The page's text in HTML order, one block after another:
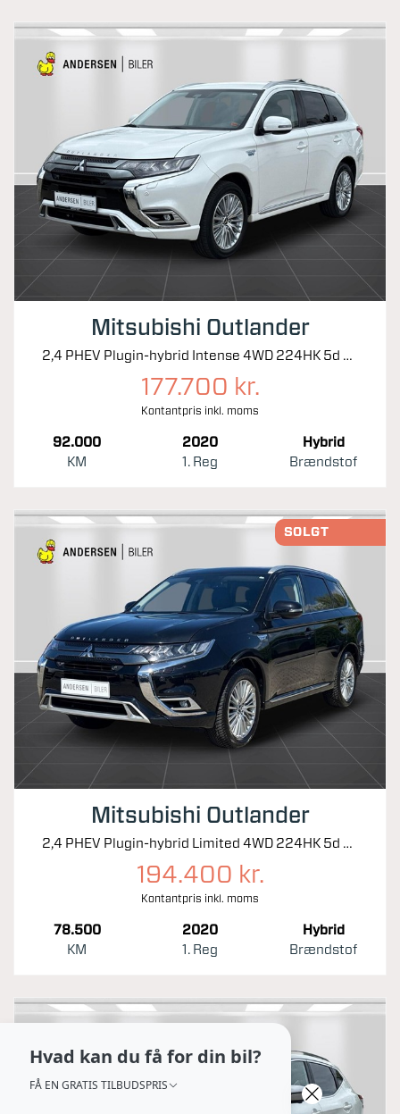
Mitsubishi Outlander
2,4 PHEV Plugin-hybrid Intense 4WD 224HK 5d 6g Trinl. Gear
177.700 kr.
Kontantpris inkl. moms
92.000
KM
2020
1. Reg
Hybrid
Brændstof
SOLGT
Mitsubishi Outlander
2,4 PHEV Plugin-hybrid Limited 4WD 224HK 5d 6g Trinl. Gear
194.400 kr.
Kontantpris inkl. moms
78.500
KM
2020
1. Reg
Hybrid
Brændstof
Hvad kan du få for din bil?
FÅ EN GRATIS TILBUDSPRIS